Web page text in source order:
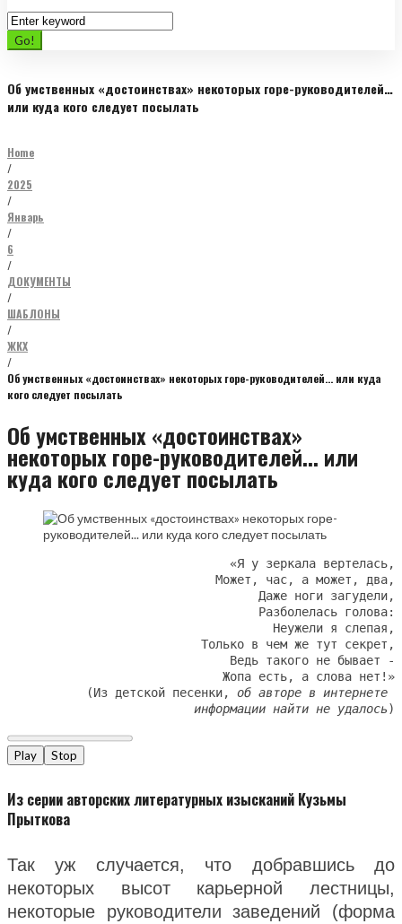
Search
for:
Go!
Об умственных «достоинствах» некоторых горе-руководителей…
или куда кого следует посылать
Home
/
2025
/
Январь
/
6
/
ДОКУМЕНТЫ
/
ШАБЛОНЫ
/
ЖКХ
/
Об умственных «достоинствах» некоторых горе-руководителей… или куда
кого следует посылать
Об умственных «достоинствах»
некоторых горе-руководителей... или
куда кого следует посылать
«Я у зеркала вертелась,
Может, час, а может, два,
Даже ноги загудели,
Разболелась голова:
Неужели я слепая,
Только в чем же тут секрет,
Ведь такого не бывает -
Жопа есть, а слова нет!»
(Из детской песенки, об авторе в интернете
информации найти не удалось)
Play Stop
Из серии авторских литературных изысканий Кузьмы
Прыткова
Так уж случается, что добравшись до
некоторых высот карьерной лестницы,
некоторые руководители заведений (форма